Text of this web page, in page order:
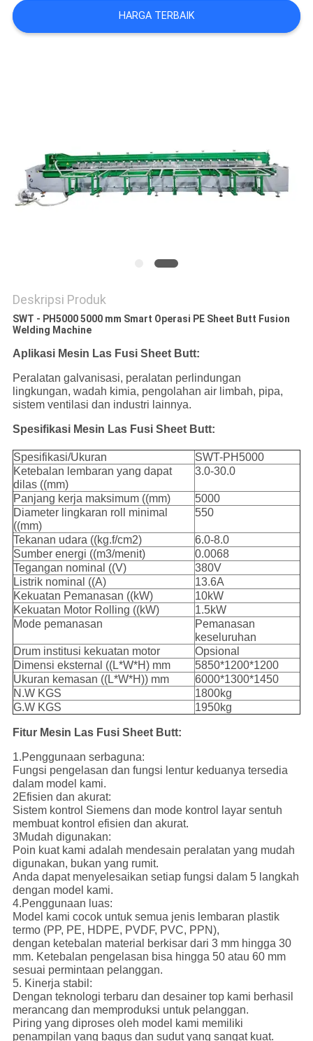
SITEMAP
HARGA TERBAIK
Deskripsi Produk
SWT - PH5000 5000 mm Smart Operasi PE Sheet Butt Fusion
Welding Machine
Aplikasi Mesin Las Fusi Sheet Butt:
Peralatan galvanisasi, peralatan perlindungan
lingkungan, wadah kimia, pengolahan air limbah, pipa,
sistem ventilasi dan industri lainnya.
Spesifikasi Mesin Las Fusi Sheet Butt:
Spesifikasi/Ukuran
SWT-PH5000
Ketebalan lembaran yang dapat
dilas ((mm)
3.0-30.0
Panjang kerja maksimum ((mm)
5000
Diameter lingkaran roll minimal
((mm)
550
Tekanan udara ((kg.f/cm2)
6.0-8.0
Sumber energi ((m3/menit)
0.0068
Tegangan nominal ((V)
380V
Listrik nominal ((A)
13.6A
Kekuatan Pemanasan ((kW)
10kW
Kekuatan Motor Rolling ((kW)
1.5kW
Mode pemanasan
Pemanasan
keseluruhan
Drum institusi kekuatan motor
Opsional
Dimensi eksternal ((L*W*H) mm
5850*1200*1200
Ukuran kemasan ((L*W*H)) mm
6000*1300*1450
N.W KGS
1800kg
G.W KGS
1950kg
Fitur Mesin Las Fusi Sheet Butt:
1.Penggunaan serbaguna:
Fungsi pengelasan dan fungsi lentur keduanya tersedia
dalam model kami.
2Efisien dan akurat:
Sistem kontrol Siemens dan mode kontrol layar sentuh
membuat kontrol efisien dan akurat.
3Mudah digunakan:
Poin kuat kami adalah mendesain peralatan yang mudah
digunakan, bukan yang rumit.
Anda dapat menyelesaikan setiap fungsi dalam 5 langkah
dengan model kami.
4.Penggunaan luas:
Model kami cocok untuk semua jenis lembaran plastik
termo (PP, PE, HDPE, PVDF, PVC, PPN),
dengan ketebalan material berkisar dari 3 mm hingga 30
mm. Ketebalan pengelasan bisa hingga 50 atau 60 mm
sesuai permintaan pelanggan.
5. Kinerja stabil:
Dengan teknologi terbaru dan desainer top kami berhasil
merancang dan memproduksi untuk pelanggan.
Piring yang diproses oleh model kami memiliki
penampilan yang bagus dan sudut yang sangat kuat.